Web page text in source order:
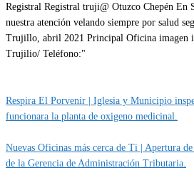
Respira El Porvenir | Iglesia y Municipio
funcionara la planta de oxigeno medicinal.
Nuevas Oficinas más cerca de Ti | Apertura
de la Gerencia de Administración Tributaria.